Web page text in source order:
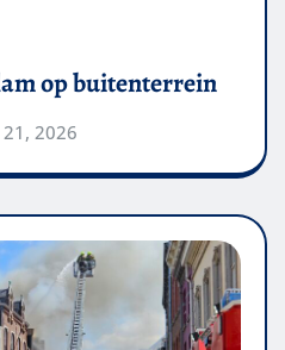
op buitenterrein
2026